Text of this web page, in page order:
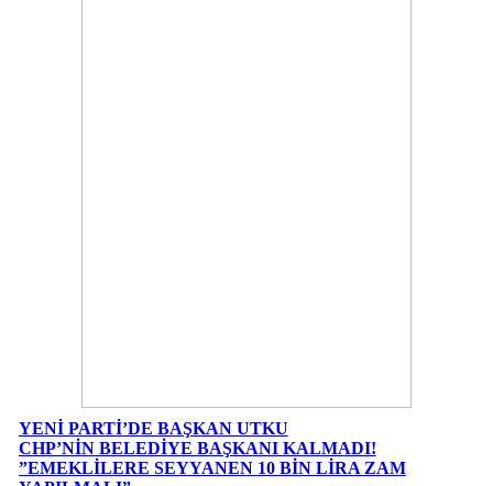
YENİ PARTİ’DE BAŞKAN UTKU
CHP’NİN BELEDİYE BAŞKANI KALMADI!
”EMEKLİLERE SEYYANEN 10 BİN LİRA ZAM